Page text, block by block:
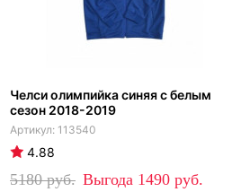
Челси олимпийка синяя с белым
сезон 2018-2019
113540
4.88
5180 1490